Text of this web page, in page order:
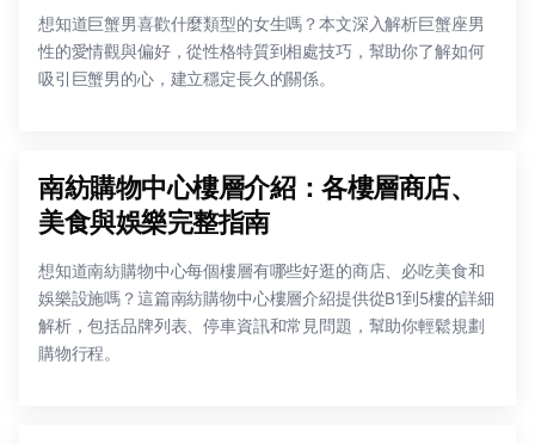
想知道巨蟹男喜歡什麼類型的女生嗎？本文深入解析巨蟹座男
性的愛情觀與偏好，從性格特質到相處技巧，幫助你了解如何
吸引巨蟹男的心，建立穩定長久的關係。
南紡購物中心樓層介紹：各樓層商店、
美食與娛樂完整指南
想知道南紡購物中心每個樓層有哪些好逛的商店、必吃美食和
娛樂設施嗎？這篇南紡購物中心樓層介紹提供從B1到5樓的詳細
解析，包括品牌列表、停車資訊和常見問題，幫助你輕鬆規劃
購物行程。